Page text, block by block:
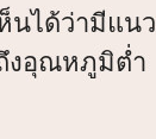
นได้ว่ามีแนว
งอุณหภูมิต่ำ